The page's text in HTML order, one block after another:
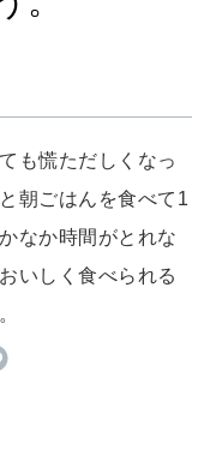
夏のご褒美旅。」
も慌ただしくなっ
朝ごはんを食べて1
なか時間がとれな
いしく食べられる